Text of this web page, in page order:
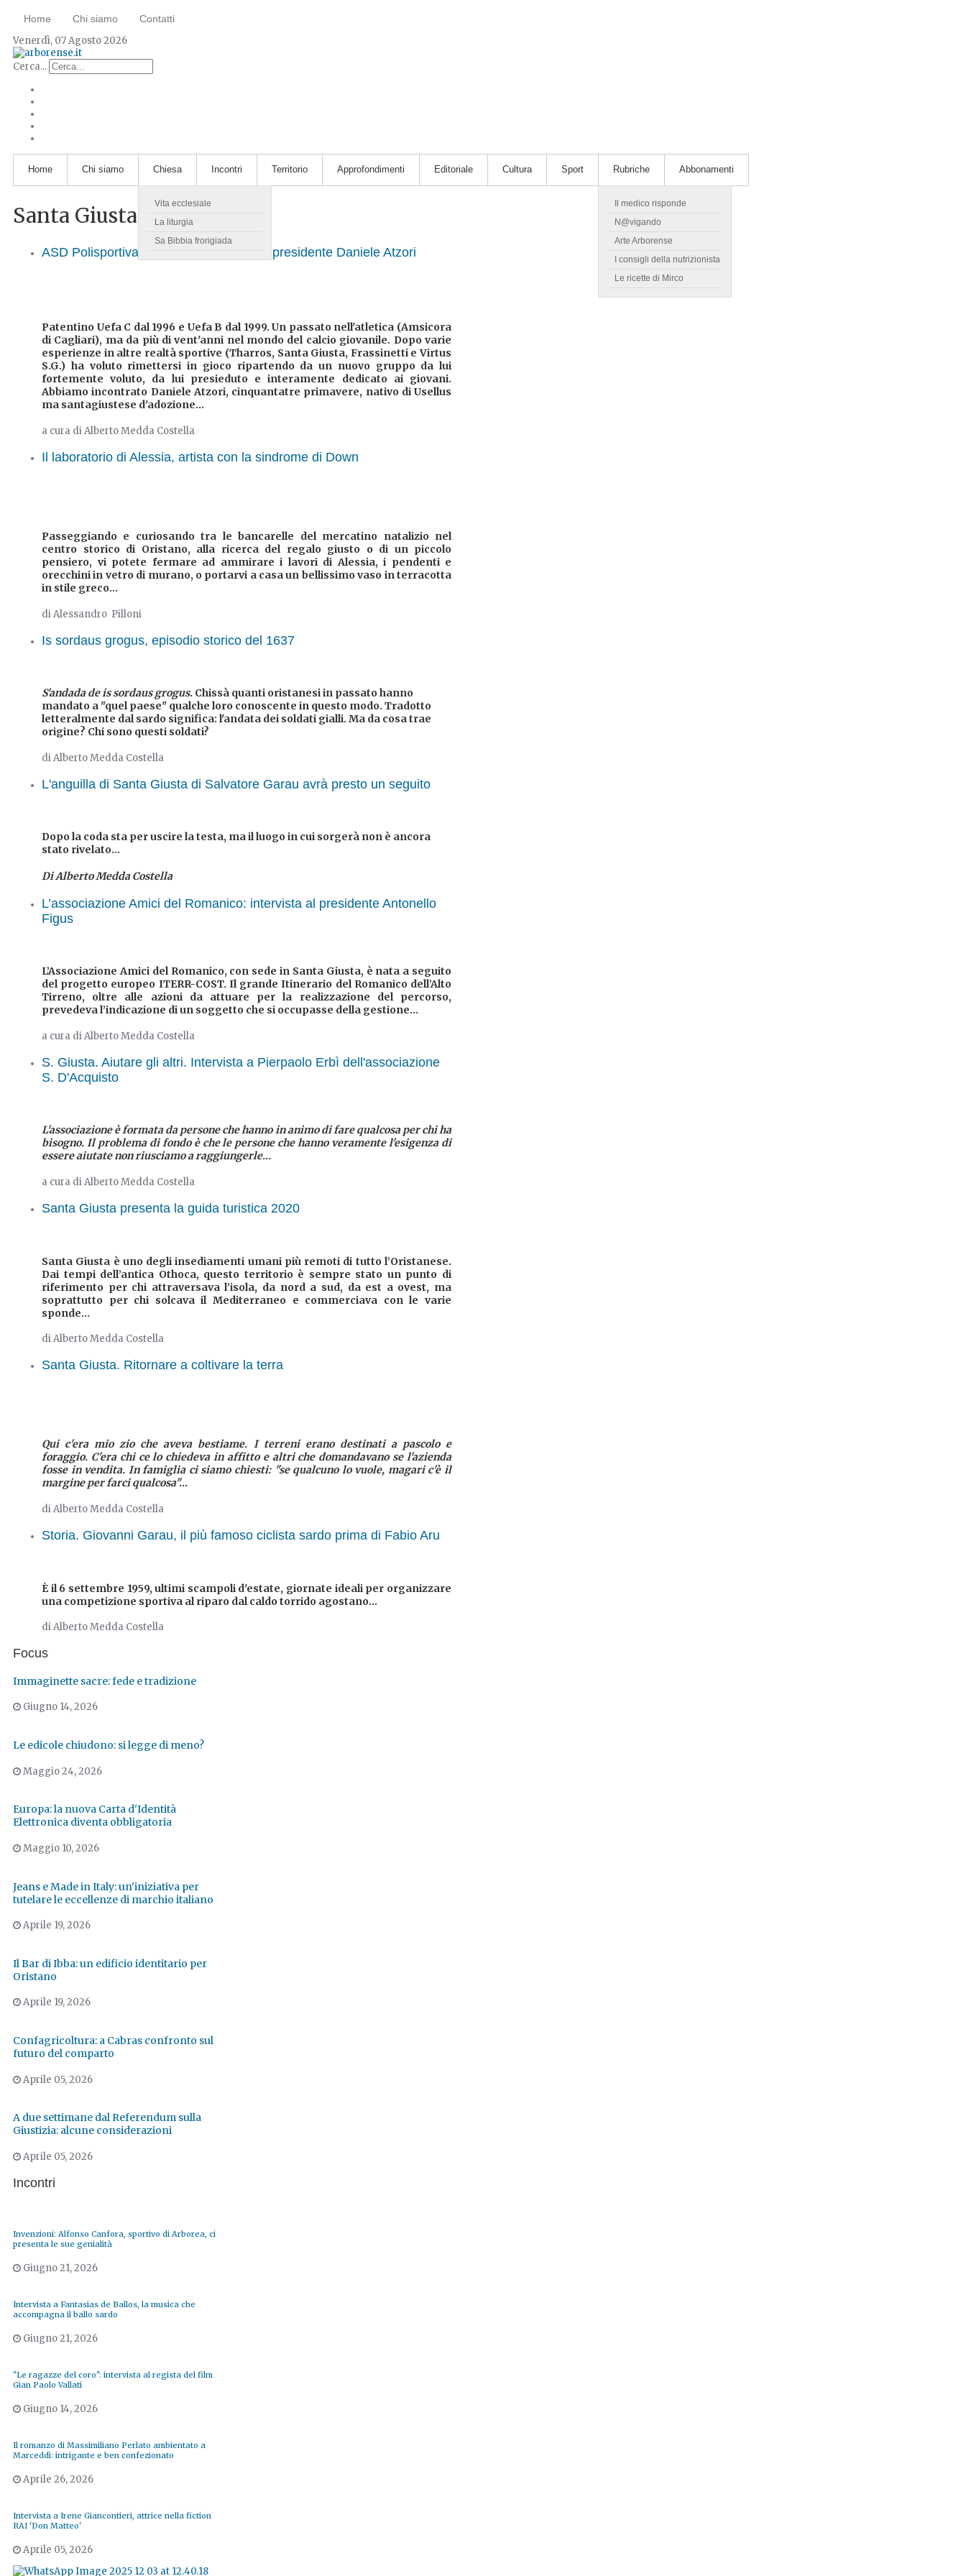
Home Chi siamo Contatti
Venerdì, 07 Agosto 2026
Cerca...
Home Chi siamo Chiesa
Vita ecclesiale
La liturgia
Sa Bibbia frorigiada
Incontri Territorio Approfondimenti Editoriale Cultura Sport Rubriche
Il medico risponde
N@vigando
Arte Arborense
I consigli della nutrizionista
Le ricette di Mirco
Abbonamenti
Santa Giusta
ASD Polisportiva S. Giusta. Intervista al presidente Daniele Atzori
Patentino Uefa C dal 1996 e Uefa B dal 1999. Un passato nell'atletica (Amsicora
di Cagliari), ma da più di vent'anni nel mondo del calcio giovanile. Dopo varie
esperienze in altre realtà sportive (Tharros, Santa Giusta, Frassinetti e Virtus
S.G.) ha voluto rimettersi in gioco ripartendo da un nuovo gruppo da lui
fortemente voluto, da lui presieduto e interamente dedicato ai giovani.
Abbiamo incontrato Daniele Atzori, cinquantatre primavere, nativo di Usellus
ma santagiustese d'adozione...
a cura di Alberto Medda Costella
Il laboratorio di Alessia, artista con la sindrome di Down
Passeggiando e curiosando tra le bancarelle del mercatino natalizio nel
centro storico di Oristano, alla ricerca del regalo giusto o di un piccolo
pensiero, vi potete fermare ad ammirare i lavori di Alessia, i pendenti e
orecchini in vetro di murano, o portarvi a casa un bellissimo vaso in terracotta
in stile greco...
di Alessandro Pilloni
Is sordaus grogus, episodio storico del 1637
S'andada de is sordaus grogus. Chissà quanti oristanesi in passato hanno
mandato a "quel paese" qualche loro conoscente in questo modo. Tradotto
letteralmente dal sardo significa: l'andata dei soldati gialli. Ma da cosa trae
origine? Chi sono questi soldati?
di Alberto Medda Costella
L'anguilla di Santa Giusta di Salvatore Garau avrà presto un seguito
Dopo la coda sta per uscire la testa, ma il luogo in cui sorgerà non è ancora
stato rivelato...
Di Alberto Medda Costella
L’associazione Amici del Romanico: intervista al presidente Antonello
Figus
L’Associazione Amici del Romanico, con sede in Santa Giusta, è nata a seguito
del progetto europeo ITERR-COST. Il grande Itinerario del Romanico dell’Alto
Tirreno, oltre alle azioni da attuare per la realizzazione del percorso,
prevedeva l’indicazione di un soggetto che si occupasse della gestione...
a cura di Alberto Medda Costella
S. Giusta. Aiutare gli altri. Intervista a Pierpaolo Erbì dell'associazione
S. D'Acquisto
L'associazione è formata da persone che hanno in animo di fare qualcosa per chi ha
bisogno. Il problema di fondo è che le persone che hanno veramente l'esigenza di
essere aiutate non riusciamo a raggiungerle...
a cura di Alberto Medda Costella
Santa Giusta presenta la guida turistica 2020
Santa Giusta è uno degli insediamenti umani più remoti di tutto l’Oristanese.
Dai tempi dell’antica Othoca, questo territorio è sempre stato un punto di
riferimento per chi attraversava l’isola, da nord a sud, da est a ovest, ma
soprattutto per chi solcava il Mediterraneo e commerciava con le varie
sponde...
di Alberto Medda Costella
Santa Giusta. Ritornare a coltivare la terra
Qui c'era mio zio che aveva bestiame. I terreni erano destinati a pascolo e
foraggio. C'era chi ce lo chiedeva in affitto e altri che domandavano se l'azienda
fosse in vendita. In famiglia ci siamo chiesti: "se qualcuno lo vuole, magari c'è il
margine per farci qualcosa"...
di Alberto Medda Costella
Storia. Giovanni Garau, il più famoso ciclista sardo prima di Fabio Aru
È il 6 settembre 1959, ultimi scampoli d'estate, giornate ideali per organizzare
una competizione sportiva al riparo dal caldo torrido agostano...
di Alberto Medda Costella
Focus
Immaginette sacre: fede e tradizione
Giugno 14, 2026
Le edicole chiudono: si legge di meno?
Maggio 24, 2026
Europa: la nuova Carta d'Identità
Elettronica diventa obbligatoria
Maggio 10, 2026
Jeans e Made in Italy: un'iniziativa per
tutelare le eccellenze di marchio italiano
Aprile 19, 2026
Il Bar di Ibba: un edificio identitario per
Oristano
Aprile 19, 2026
Confagricoltura: a Cabras confronto sul
futuro del comparto
Aprile 05, 2026
A due settimane dal Referendum sulla
Giustizia: alcune considerazioni
Aprile 05, 2026
Incontri
Invenzioni: Alfonso Canfora, sportivo di Arborea, ci
presenta le sue genialità
Giugno 21, 2026
Intervista a Fantasias de Ballos, la musica che
accompagna il ballo sardo
Giugno 21, 2026
"Le ragazze del coro": intervista al regista del film
Gian Paolo Vallati
Giugno 14, 2026
Il romanzo di Massimiliano Perlato ambientato a
Marceddì: intrigante e ben confezionato
Aprile 26, 2026
Intervista a Irene Giancontieri, attrice nella fiction
RAI 'Don Matteo'
Aprile 05, 2026